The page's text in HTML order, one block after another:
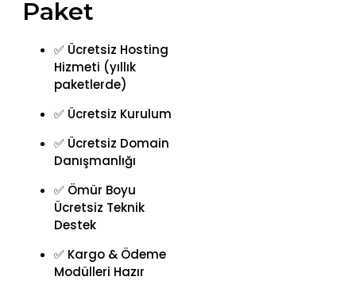
Paket
✅ Ücretsiz Hosting
Hizmeti (yıllık
paketlerde)
✅ Ücretsiz Kurulum
✅ Ücretsiz Domain
Danışmanlığı
✅ Ömür Boyu
Ücretsiz Teknik
Destek
✅ Kargo & Ödeme
Modülleri Hazır